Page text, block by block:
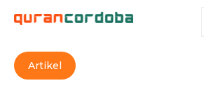
Artikel